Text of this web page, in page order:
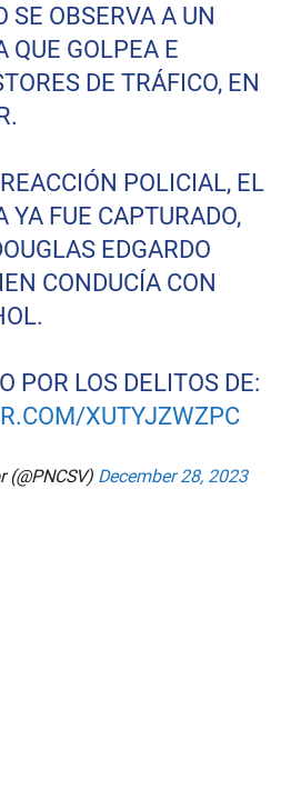
SE OBSERVA A UN
QUE GOLPEA E
DE TRÁFICO, EN
POLICIAL, EL
YA FUE CAPTURADO,
EDGARDO
CONDUCÍA CON
POR LOS DELITOS DE:
XUTYJZWZPC
December 28, 2023